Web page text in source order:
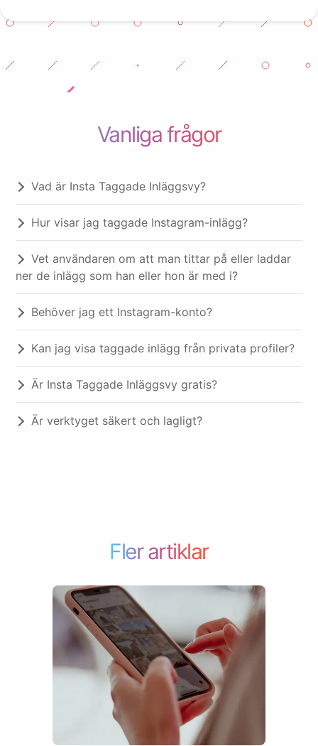
Vanliga frågor
Vad är Insta Taggade Inläggsvy?
Hur visar jag taggade Instagram-inlägg?
Vet användaren om att man tittar på eller laddar
ner de inlägg som han eller hon är med i?
Behöver jag ett Instagram-konto?
Kan jag visa taggade inlägg från privata profiler?
Är Insta Taggade Inläggsvy gratis?
Är verktyget säkert och lagligt?
Fler artiklar